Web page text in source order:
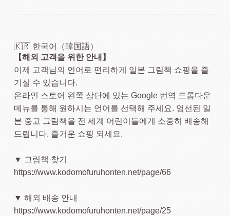
🇰🇷 한국어（韓国語）
【해외 고객을 위한 안내】
이제 고객님의 언어로 편리하게 일본 그림책 쇼핑을 즐
기실 수 있습니다.
온라인 스토어 왼쪽 상단에 있는 Google 번역 드롭다운
메뉴를 통해 원하시는 언어를 선택해 주세요. 엄선된 일
본 중고 그림책을 전 세계 어린이들에게 소중히 배송해
드립니다. 즐거운 쇼핑 되세요.
▼ 그림책 찾기
https://www.kodomofuruhonten.net/page/66
▼ 해외 배송 안내
https://www.kodomofuruhonten.net/page/25